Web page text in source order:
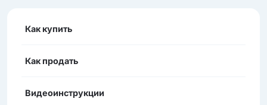
Как купить
Как продать
Видеоинструкции